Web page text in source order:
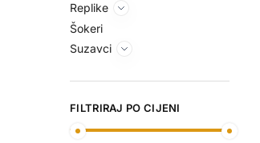
Replike
Šokeri
Suzavci
FILTRIRAJ PO CIJENI